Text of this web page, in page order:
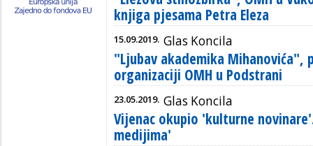
knjiga pjesama Petra Eleza
15.09.2019. Glas Koncila
"Ljubav akademika Mihanovića",
organizaciji OMH u Podstrani
23.05.2019. Glas Koncila
Vijenac okupio 'kulturne
medijima'